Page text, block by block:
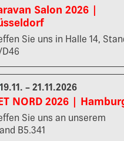
Salon 2026 |
Sie uns in Halle 14,
D46
19.11. – 21.11.2026
NORD 2026 |
Sie uns an unserem
B5.341